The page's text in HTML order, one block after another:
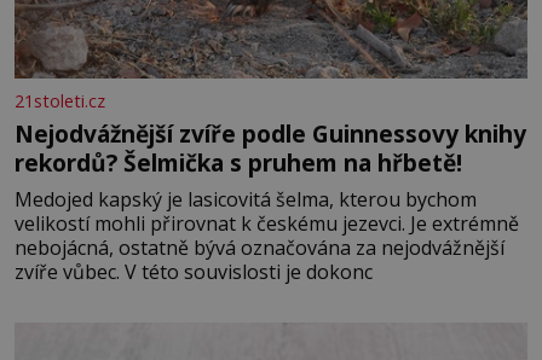
21stoleti.cz
Nejodvážnější zvíře podle Guinnessovy knihy
rekordů? Šelmička s pruhem na hřbetě!
Medojed kapský je lasicovitá šelma, kterou bychom
velikostí mohli přirovnat k českému jezevci. Je extrémně
nebojácná, ostatně bývá označována za nejodvážnější
zvíře vůbec. V této souvislosti je dokonc